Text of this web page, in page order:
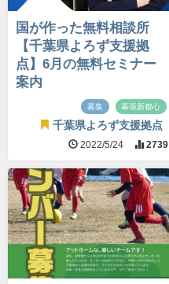
国が作った無料相談所
【千葉県よろず支援拠
点】6月の無料セミナー
案内
募集 幕張新都心
千葉県よろず支援拠点
2022/5/24 2739